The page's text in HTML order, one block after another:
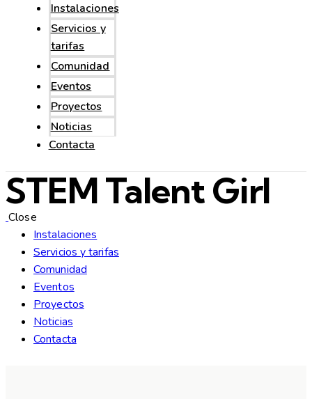
Instalaciones
Servicios y
tarifas
Comunidad
Eventos
Proyectos
Noticias
Contacta
STEM Talent Girl
Close
Instalaciones
Servicios y tarifas
Comunidad
Eventos
Proyectos
Noticias
Contacta